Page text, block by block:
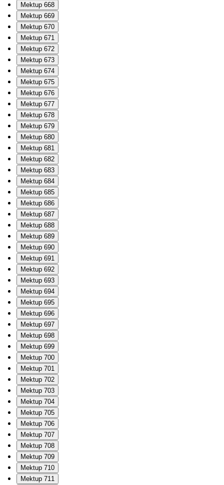
Mektup 668
Mektup 669
Mektup 670
Mektup 671
Mektup 672
Mektup 673
Mektup 674
Mektup 675
Mektup 676
Mektup 677
Mektup 678
Mektup 679
Mektup 680
Mektup 681
Mektup 682
Mektup 683
Mektup 684
Mektup 685
Mektup 686
Mektup 687
Mektup 688
Mektup 689
Mektup 690
Mektup 691
Mektup 692
Mektup 693
Mektup 694
Mektup 695
Mektup 696
Mektup 697
Mektup 698
Mektup 699
Mektup 700
Mektup 701
Mektup 702
Mektup 703
Mektup 704
Mektup 705
Mektup 706
Mektup 707
Mektup 708
Mektup 709
Mektup 710
Mektup 711